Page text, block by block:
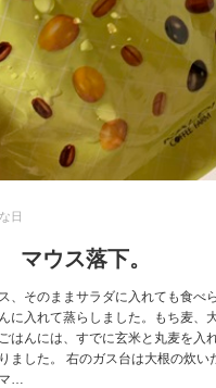
日
マウス落下。
、そのままサラダに入れても食べ
に入れて蒸らしました。もち麦、
はんには、すでに玄米と丸麦を入
ました。 右のガス台は大根の炊い
…